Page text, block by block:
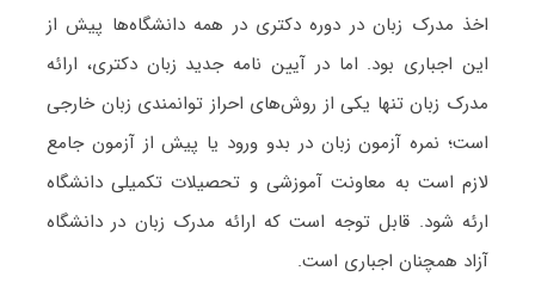
اخذ مدرک زبان در دوره دکتری در همه دانشگاه‌ها پیش از
این اجباری بود. اما در آیین نامه جدید زبان دکتری، ارائه
مدرک زبان تنها یکی از روش‌های احراز توانمندی زبان خارجی
است؛ نمره آزمون زبان در بدو ورود یا پیش از آزمون جامع
لازم است به معاونت آموزشی و تحصیلات تکمیلی دانشگاه
ارئه شود. قابل توجه است که ارائه مدرک زبان در دانشگاه
آزاد همچنان اجباری است.